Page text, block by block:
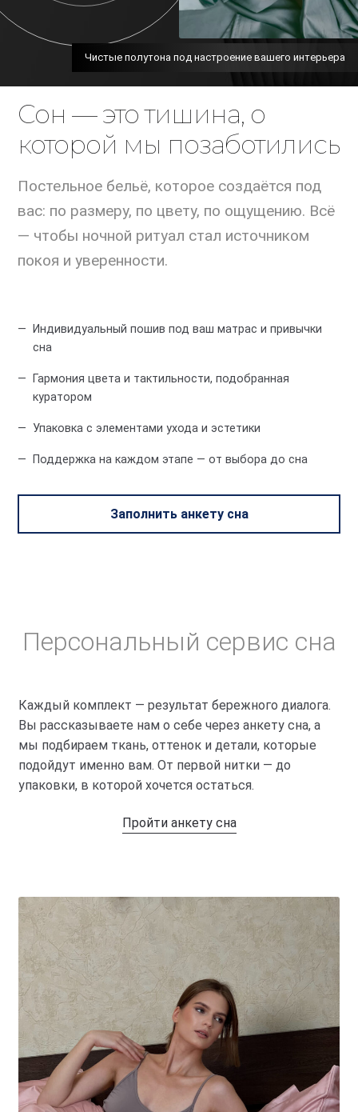
Чистые полутона под настроение вашего интерьера
Сон — это тишина, о
которой мы позаботились
Постельное бельё, которое создаётся под
вас: по размеру, по цвету, по ощущению. Всё
— чтобы ночной ритуал стал источником
покоя и уверенности.
Индивидуальный пошив под ваш матрас и привычки
сна
Гармония цвета и тактильности, подобранная
куратором
Упаковка с элементами ухода и эстетики
Поддержка на каждом этапе — от выбора до сна
Заполнить анкету сна
Персональный сервис сна
Каждый комплект — результат бережного диалога.
Вы рассказываете нам о себе через анкету сна, а
мы подбираем ткань, оттенок и детали, которые
подойдут именно вам. От первой нитки — до
упаковки, в которой хочется остаться.
Пройти анкету сна